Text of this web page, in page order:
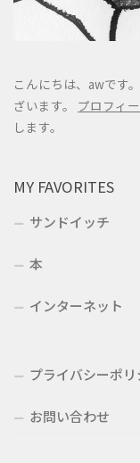
こんにちは、awです
ざいます。 プロフィ
します。
MY FAVORITES
サンドイッチ
本
インターネット
プライバシーポリ
お問い合わせ